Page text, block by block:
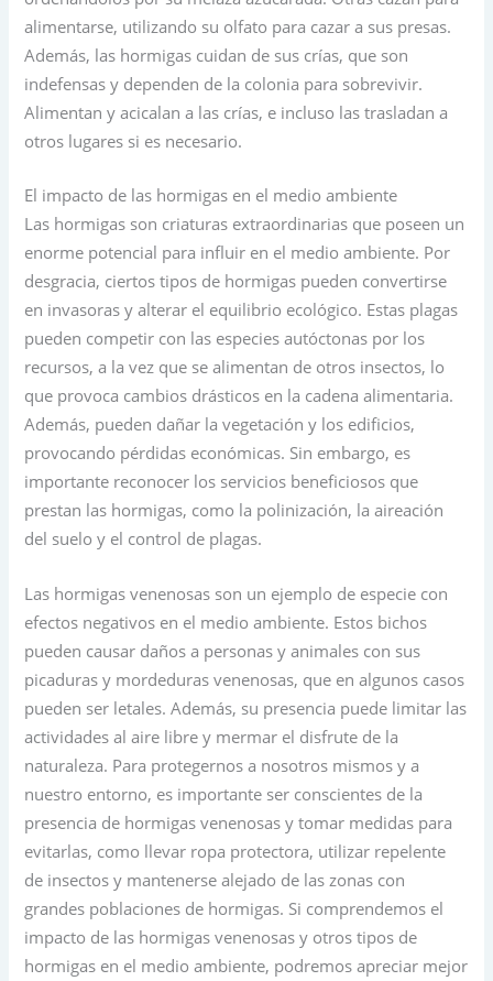
alimentarse, utilizando su olfato para cazar a sus presas.
Además, las hormigas cuidan de sus crías, que son
indefensas y dependen de la colonia para sobrevivir.
Alimentan y acicalan a las crías, e incluso las trasladan a
otros lugares si es necesario.
El impacto de las hormigas en el medio ambiente
Las hormigas son criaturas extraordinarias que poseen un
enorme potencial para influir en el medio ambiente. Por
desgracia, ciertos tipos de hormigas pueden convertirse
en invasoras y alterar el equilibrio ecológico. Estas plagas
pueden competir con las especies autóctonas por los
recursos, a la vez que se alimentan de otros insectos, lo
que provoca cambios drásticos en la cadena alimentaria.
Además, pueden dañar la vegetación y los edificios,
provocando pérdidas económicas. Sin embargo, es
importante reconocer los servicios beneficiosos que
prestan las hormigas, como la polinización, la aireación
del suelo y el control de plagas.
Las hormigas venenosas son un ejemplo de especie con
efectos negativos en el medio ambiente. Estos bichos
pueden causar daños a personas y animales con sus
picaduras y mordeduras venenosas, que en algunos casos
pueden ser letales. Además, su presencia puede limitar las
actividades al aire libre y mermar el disfrute de la
naturaleza. Para protegernos a nosotros mismos y a
nuestro entorno, es importante ser conscientes de la
presencia de hormigas venenosas y tomar medidas para
evitarlas, como llevar ropa protectora, utilizar repelente
de insectos y mantenerse alejado de las zonas con
grandes poblaciones de hormigas. Si comprendemos el
impacto de las hormigas venenosas y otros tipos de
hormigas en el medio ambiente, podremos apreciar mejor